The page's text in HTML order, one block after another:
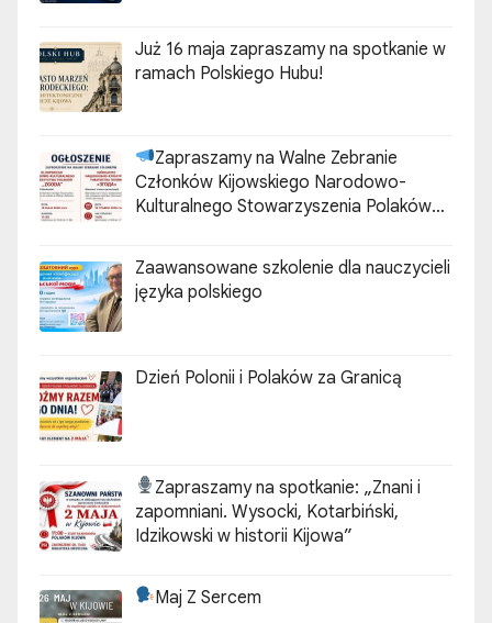
Już 16 maja zapraszamy na spotkanie w
ramach Polskiego Hubu!
Zapraszamy na Walne Zebranie
Członków Kijowskiego Narodowo-
Kulturalnego Stowarzyszenia Polaków
Zaawansowane szkolenie dla nauczycieli
języka polskiego
Dzień Polonii i Polaków za Granicą
Zapraszamy na spotkanie: „Znani i
zapomniani. Wysocki, Kotarbiński,
Idzikowski w historii Kijowa”
Maj Z Sercem